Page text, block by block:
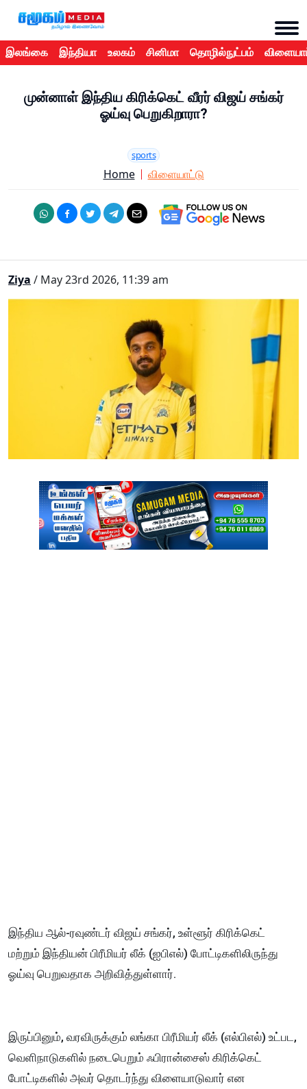
இலங்கை இந்தியா உலகம் சினிமா தொழில்நுட்பம்
முன்னாள் இந்திய கிரிக்கெட் வீரர் விஜய் சங்கர்
ஓய்வு பெறுகிறாரா?
sports
Home விளையாட்டு
Ziya / May 23rd 2026, 11:39 am
இந்திய ஆல்-ரவுண்டர் விஜய் சங்கர், உள்ளூர் கிரிக்கெட்
மற்றும் இந்தியன் பிரீமியர் லீக் (ஐபிஎல்) போட்டிகளிலிருந்து
ஓய்வு பெறுவதாக அறிவித்துள்ளார்.
இருப்பினும், வரவிருக்கும் லங்கா பிரீமியர் லீக் (எல்பிஎல்) உட்பட,
வெளிநாடுகளில் நடைபெறும் ஃபிரான்சைஸ் கிரிக்கெட்
போட்டிகளில் அவர் தொடர்ந்து விளையாடுவார் என